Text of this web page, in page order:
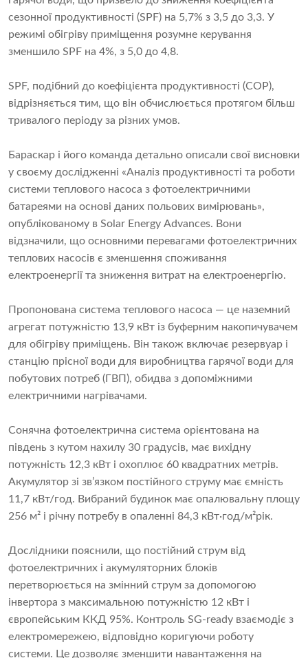
сезонної продуктивності (SPF) на 5,7% з 3,5 до 3,3. У
режимі обігріву приміщення розумне керування
зменшило SPF на 4%, з 5,0 до 4,8.
SPF, подібний до коефіцієнта продуктивності (COP),
відрізняється тим, що він обчислюється протягом більш
тривалого періоду за різних умов.
Бараскар і його команда детально описали свої висновки
у своєму дослідженні «Аналіз продуктивності та роботи
системи теплового насоса з фотоелектричними
батареями на основі даних польових вимірювань»,
опублікованому в Solar Energy Advances. Вони
відзначили, що основними перевагами фотоелектричних
теплових насосів є зменшення споживання
електроенергії та зниження витрат на електроенергію.
Пропонована система теплового насоса — це наземний
агрегат потужністю 13,9 кВт із буферним накопичувачем
для обігріву приміщень. Він також включає резервуар і
станцію прісної води для виробництва гарячої води для
побутових потреб (ГВП), обидва з допоміжними
електричними нагрівачами.
Сонячна фотоелектрична система орієнтована на
південь з кутом нахилу 30 градусів, має вихідну
потужність 12,3 кВт і охоплює 60 квадратних метрів.
Акумулятор зі зв’язком постійного струму має ємність
11,7 кВт/год. Вибраний будинок має опалювальну площу
256 м² і річну потребу в опаленні 84,3 кВт·год/м²рік.
Дослідники пояснили, що постійний струм від
фотоелектричних і акумуляторних блоків
перетворюється на змінний струм за допомогою
інвертора з максимальною потужністю 12 кВт і
європейським ККД 95%. Контроль SG-ready взаємодіє з
електромережею, відповідно коригуючи роботу
системи. Це дозволяє зменшити навантаження на